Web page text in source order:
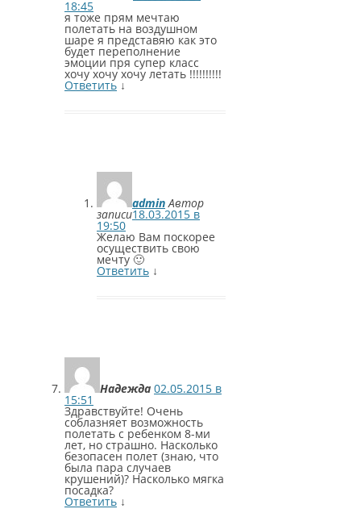
18:45
я тоже прям мечтаю
полетать на воздушном
шаре я представяю как это
будет переполнение
эмоции пря супер класс
хочу хочу хочу летать !!!!!!!!!!
Ответить ↓
admin Автор
записи18.03.2015 в
19:50
Желаю Вам поскорее
осуществить свою
мечту 🙂
Ответить ↓
Надежда 02.05.2015 в
15:51
Здравствуйте! Очень
соблазняет возможность
полетать с ребенком 8-ми
лет, но страшно. Насколько
безопасен полет (знаю, что
была пара случаев
крушений)? Насколько мягка
посадка?
Ответить ↓